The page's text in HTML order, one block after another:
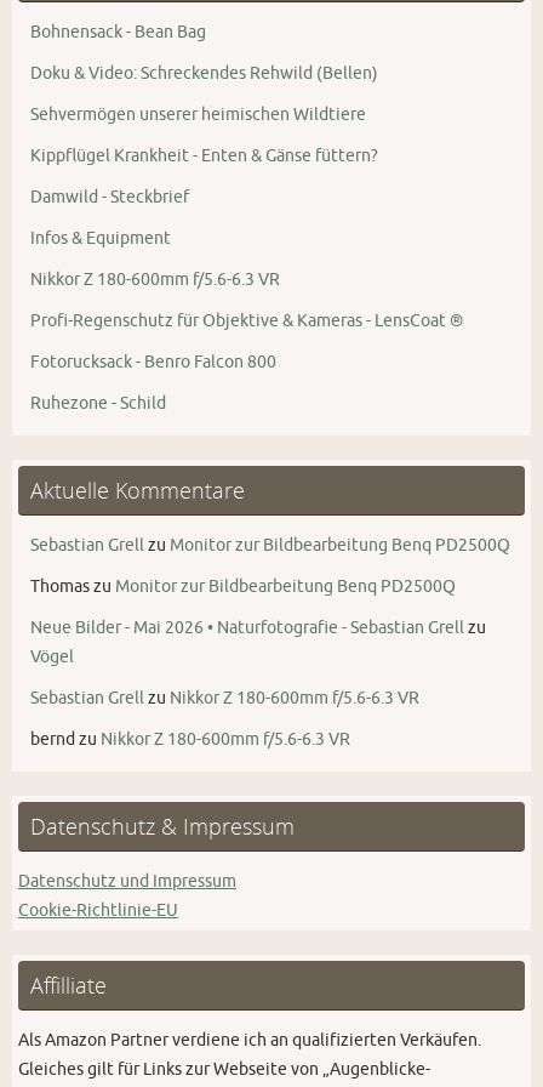
Bohnensack - Bean Bag
Doku & Video: Schreckendes Rehwild (Bellen)
Sehvermögen unserer heimischen Wildtiere
Kippflügel Krankheit - Enten & Gänse füttern?
Damwild - Steckbrief
Infos & Equipment
Nikkor Z 180-600mm f/5.6-6.3 VR
Profi-Regenschutz für Objektive & Kameras - LensCoat ®
Fotorucksack - Benro Falcon 800
Ruhezone - Schild
Aktuelle Kommentare
Sebastian Grellzu Monitor zur Bildbearbeitung Benq PD2500Q
Thomaszu Monitor zur Bildbearbeitung Benq PD2500Q
Neue Bilder - Mai 2026 • Naturfotografie - Sebastian Grellzu
Vögel
Sebastian Grellzu Nikkor Z 180-600mm f/5.6-6.3 VR
bernd zu Nikkor Z 180-600mm f/5.6-6.3 VR
Datenschutz & Impressum
Datenschutz und Impressum
Cookie-Richtlinie-EU
Affilliate
Als Amazon Partner verdiene ich an qualifizierten Verkäufen.
Gleiches gilt für Links zur Webseite von „Augenblicke-